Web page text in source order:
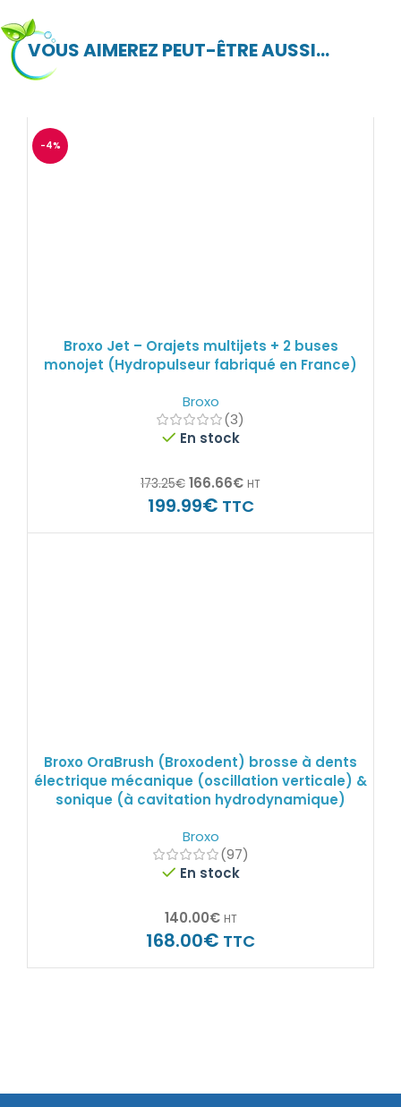
VOUS AIMEREZ PEUT-ÊTRE AUSSI…
-4%
Broxo Jet – Orajets multijets + 2 buses
monojet (Hydropulseur fabriqué en France)
Broxo
(3)
En stock
173.25€ 166.66€ HT
199.99€ TTC
Broxo OraBrush (Broxodent) brosse à dents
électrique mécanique (oscillation verticale) &
sonique (à cavitation hydrodynamique)
Broxo
(97)
En stock
140.00€ HT
168.00€ TTC